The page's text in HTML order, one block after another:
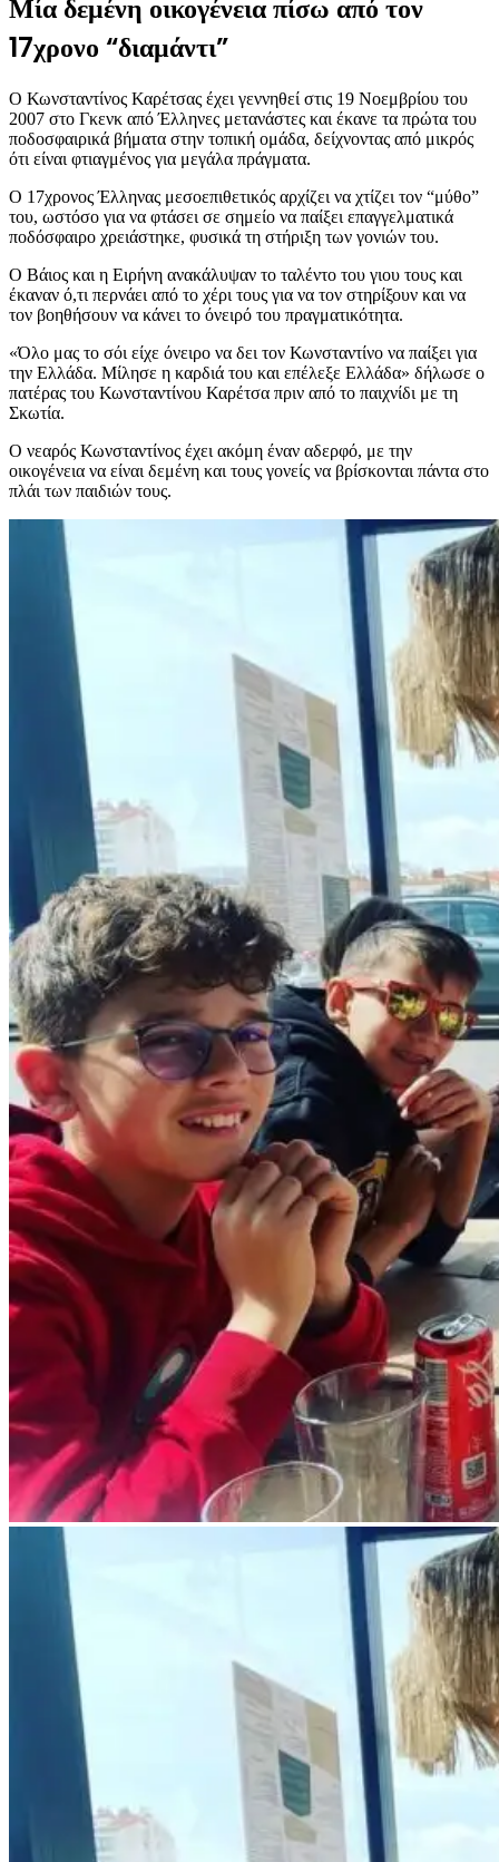
Μία δεμένη οικογένεια πίσω από τον
17χρονο “διαμάντι”
Ο Κωνσταντίνος Καρέτσας έχει γεννηθεί στις 19 Νοεμβρίου του
2007 στο Γκενκ από Έλληνες μετανάστες και έκανε τα πρώτα του
ποδοσφαιρικά βήματα στην τοπική ομάδα, δείχνοντας από μικρός
ότι είναι φτιαγμένος για μεγάλα πράγματα.
Ο 17χρονος Έλληνας μεσοεπιθετικός αρχίζει να χτίζει τον “μύθο”
του, ωστόσο για να φτάσει σε σημείο να παίξει επαγγελματικά
ποδόσφαιρο χρειάστηκε, φυσικά τη στήριξη των γονιών του.
Ο Βάιος και η Ειρήνη ανακάλυψαν το ταλέντο του γιου τους και
έκαναν ό,τι περνάει από το χέρι τους για να τον στηρίξουν και να
τον βοηθήσουν να κάνει το όνειρό του πραγματικότητα.
«Όλο μας το σόι είχε όνειρο να δει τον Κωνσταντίνο να παίξει για
την Ελλάδα. Μίλησε η καρδιά του και επέλεξε Ελλάδα» δήλωσε ο
πατέρας του Κωνσταντίνου Καρέτσα πριν από το παιχνίδι με τη
Σκωτία.
Ο νεαρός Κωνσταντίνος έχει ακόμη έναν αδερφό, με την
οικογένεια να είναι δεμένη και τους γονείς να βρίσκονται πάντα στο
πλάι των παιδιών τους.